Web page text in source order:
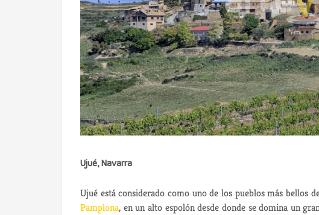
Ujué, Navarra
Ujué está considerado como uno de los pueblos más bellos
Pamplona, en un alto espolón desde donde se domina un